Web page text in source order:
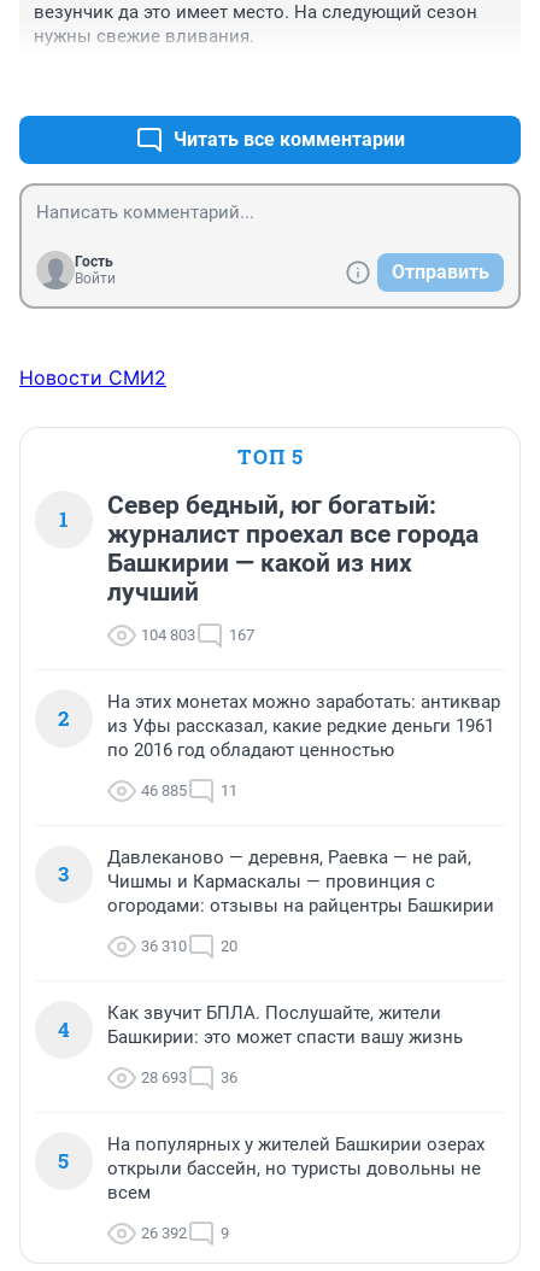
везунчик да это имеет место. На следующий сезон
нужны свежие вливания.
Читать все комментарии
Гость
Войти
Отправить
Новости СМИ2
ТОП 5
1
Север бедный, юг богатый:
журналист проехал все города
Башкирии — какой из них
лучший
104 803 167
2
На этих монетах можно заработать: антиквар
из Уфы рассказал, какие редкие деньги 1961
по 2016 год обладают ценностью
46 885 11
3
Давлеканово — деревня, Раевка — не рай,
Чишмы и Кармаскалы — провинция с
огородами: отзывы на райцентры Башкирии
36 310 20
4
Как звучит БПЛА. Послушайте, жители
Башкирии: это может спасти вашу жизнь
28 693 36
5
На популярных у жителей Башкирии озерах
открыли бассейн, но туристы довольны не
всем
26 392 9